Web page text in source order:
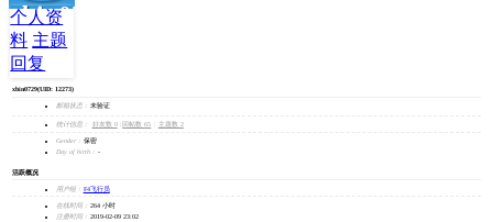
xbin0729
个人资
料 主题
回复
xbin0729(UID: 12273)
邮箱状态： 未验证
统计信息： 好友数 0 回帖数 65 主题数 2
Gender： 保密
Day of birth： -
活跃概况
用户组： F4飞行员
在线时间： 264 小时
注册时间： 2019-02-09 23:02